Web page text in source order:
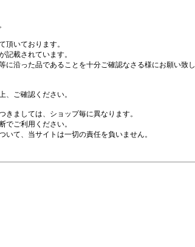
頂いております。
記載されています。
沿った品であることを十分ご確認なさる様にお願い致し
、ご確認ください。
ましては、ショップ毎に異なります。
でご利用ください。
て、当サイトは一切の責任を負いません。